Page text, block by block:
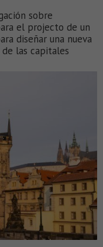
sobre
el projecto de un
diseñar una nueva
las capitales